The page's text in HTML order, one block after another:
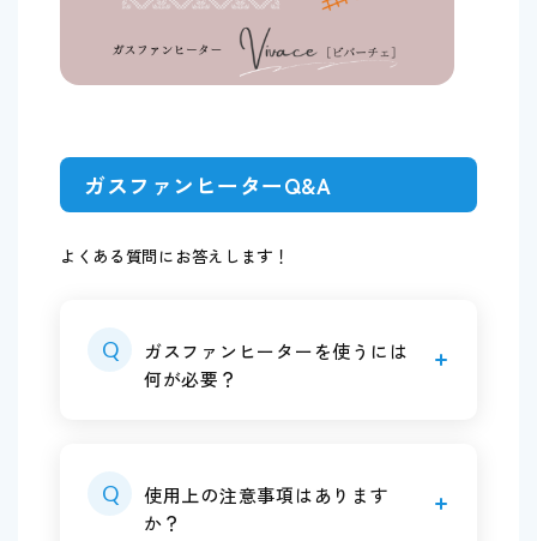
ガスファンヒーターQ&A
よくある質問にお答えします！
Q
ガスファンヒーターを使うには
何が必要？
Q
使用上の注意事項はあります
か？